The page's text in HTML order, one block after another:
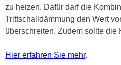
zu heizen. Dafür darf die
Trittschalldämmung den Wert
überschreiten. Zudem sollte die
Hier erfahren Sie mehr.